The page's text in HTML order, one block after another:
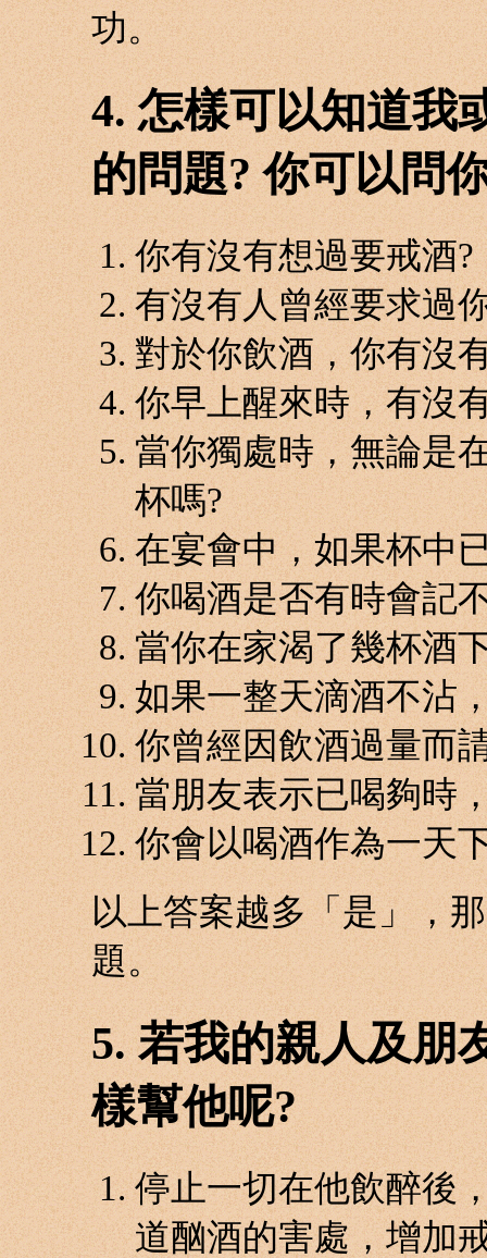
功。
4. 怎樣可以知道我
的問題? 你可以問
你有沒有想過要戒酒?
有沒有人曾經要求過
對於你飲酒，你有沒
你早上醒來時，有沒
當你獨處時，無論是
杯嗎?
在宴會中，如果杯中
你喝酒是否有時會記
當你在家渴了幾杯酒
如果一整天滴酒不沾
你曾經因飲酒過量而
當朋友表示已喝夠時
你會以喝酒作為一天
以上答案越多「是」，
題。
5. 若我的親人及朋
樣幫他呢?
停止一切在他飲醉後
道酗酒的害處，增加